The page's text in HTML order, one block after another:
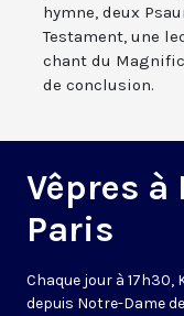
hymne, deux
Testament, une
chant du
de conclusion.
Vêpres à
Paris
Chaque jour à 17h30,
depuis Notre-Dame